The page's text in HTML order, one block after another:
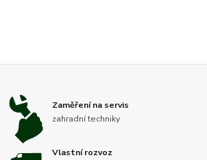
Zaměření na servis
zahradní techniky
Vlastní rozvoz